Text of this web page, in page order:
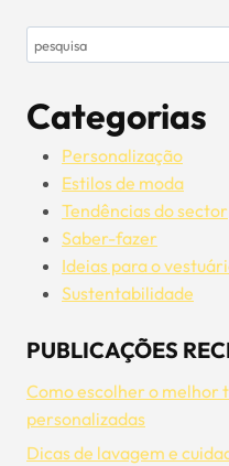
Pesquisar
Categorias
Personalização
Estilos de moda
Tendências do sector
Saber-fazer
Ideias para o
Sustentabilidade
PUBLICAÇÕES
Como escolher o melhor
personalizadas
Dicas de lavagem e